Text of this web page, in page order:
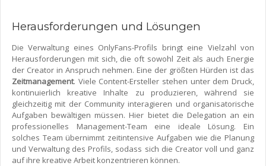
Herausforderungen und Lösungen
Die Verwaltung eines OnlyFans-Profils bringt eine Vielzahl von
Herausforderungen mit sich, die oft sowohl Zeit als auch Energie
der Creator in Anspruch nehmen. Eine der größten Hürden ist das
Zeitmanagement. Viele Content-Ersteller stehen unter dem Druck,
kontinuierlich kreative Inhalte zu produzieren, während sie
gleichzeitig mit der Community interagieren und organisatorische
Aufgaben bewältigen müssen. Hier bietet die Delegation an ein
professionelles Management-Team eine ideale Lösung. Ein
solches Team übernimmt zeitintensive Aufgaben wie die Planung
und Verwaltung des Profils, sodass sich die Creator voll und ganz
auf ihre kreative Arbeit konzentrieren können.